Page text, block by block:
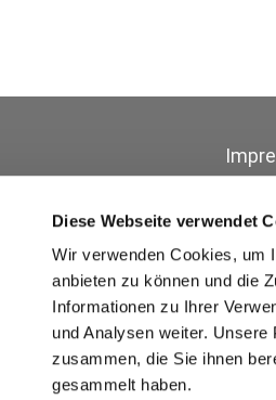
Diese Webseite verwendet
Wir verwenden Cookies, um
anbieten zu können und die
Informationen zu Ihrer
und Analysen weiter.
zusammen, die Sie ihnen
gesammelt haben.